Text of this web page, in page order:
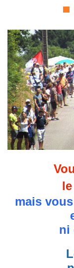
mais
ni